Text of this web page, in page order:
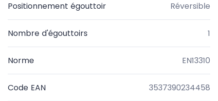
Positionnement égouttoir Réversible
Nombre d'égouttoirs 1
Norme EN13310
Code EAN 3537390234458